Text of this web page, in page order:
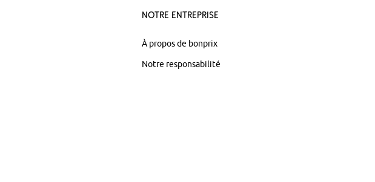
Notre Entreprise
À propos de bonprix
Notre responsabilité